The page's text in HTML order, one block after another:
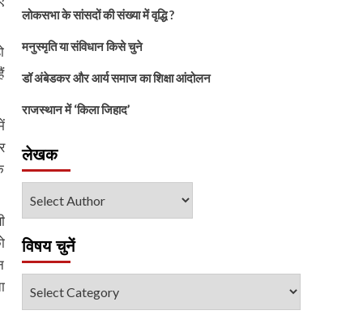
लोकसभा के सांसदों की संख्या में वृद्धि ?
मनुस्मृति या संविधान किसे चुने
डॉ अंबेडकर और आर्य समाज का शिक्षा आंदोलन
राजस्थान में ‘किला जिहाद’
लेखक
विषय चुनें